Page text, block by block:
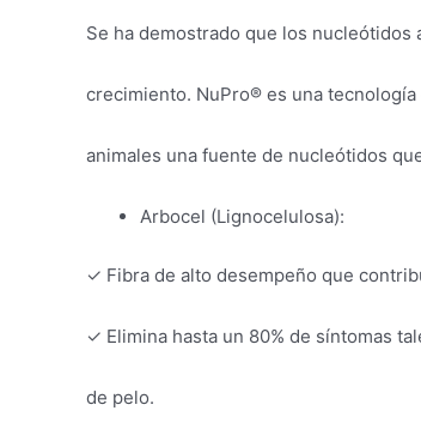
Se ha demostrado que los
crecimiento. NuPro® es una
animales una fuente de nucleótidos
Arbocel (Lignocelulosa):
✓ Fibra de alto desempeño que
✓ Elimina hasta un 80% de síntomas
de pelo.